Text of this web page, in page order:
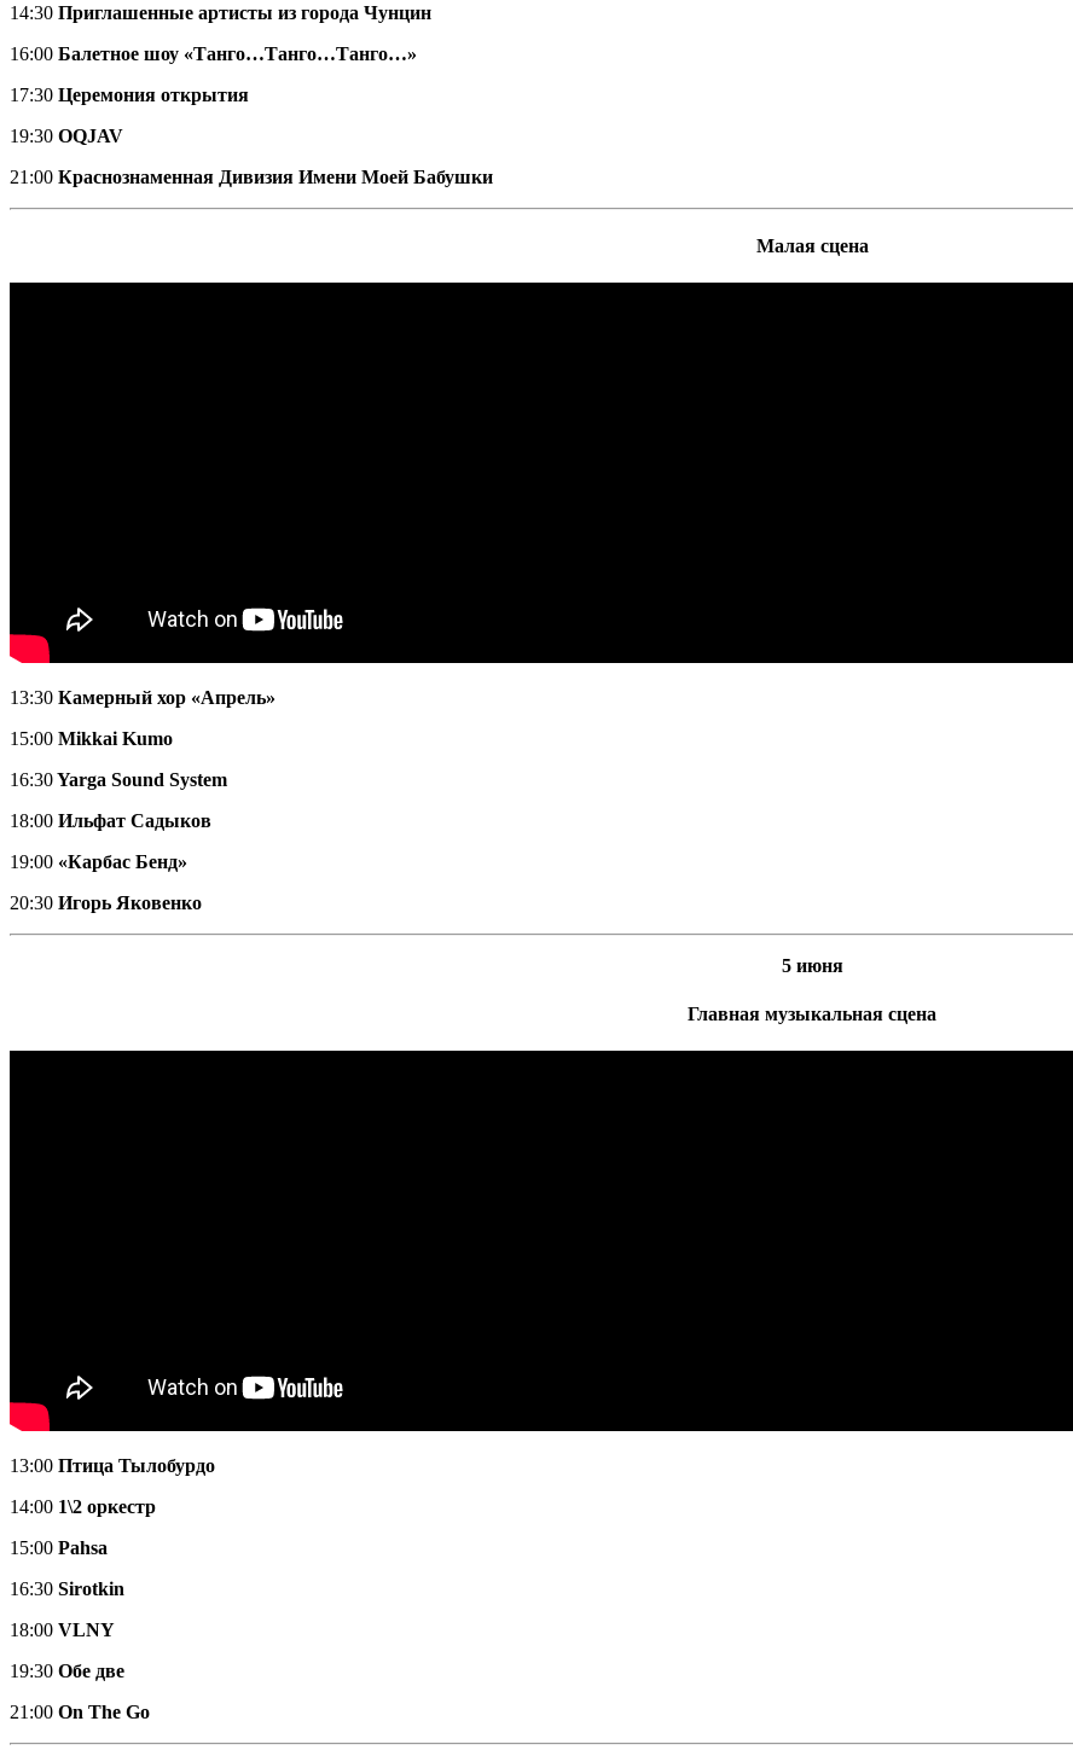
14:30 Приглашенные артисты из города Чунцин
16:00 Балетное шоу «Танго…Танго…Танго…»
17:30 Церемония открытия
19:30 ОQJAV
21:00 Краснознаменная Дивизия Имени Моей Бабушки
Малая сцена
13:30 Камерный хор «Апрель»
15:00 Mikkai Kumo
16:30Yarga Sound System
18:00 Ильфат Садыков
19:00 «Карбас Бенд»
20:30 Игорь Яковенко
5 июня
Главная музыкальная сцена
13:00 Птица Тылобурдо
14:00 1\2 оркестр
15:00 Pahsa
16:30 Sirotkin
18:00 VLNY
19:30 Обе две
21:00 On The Go